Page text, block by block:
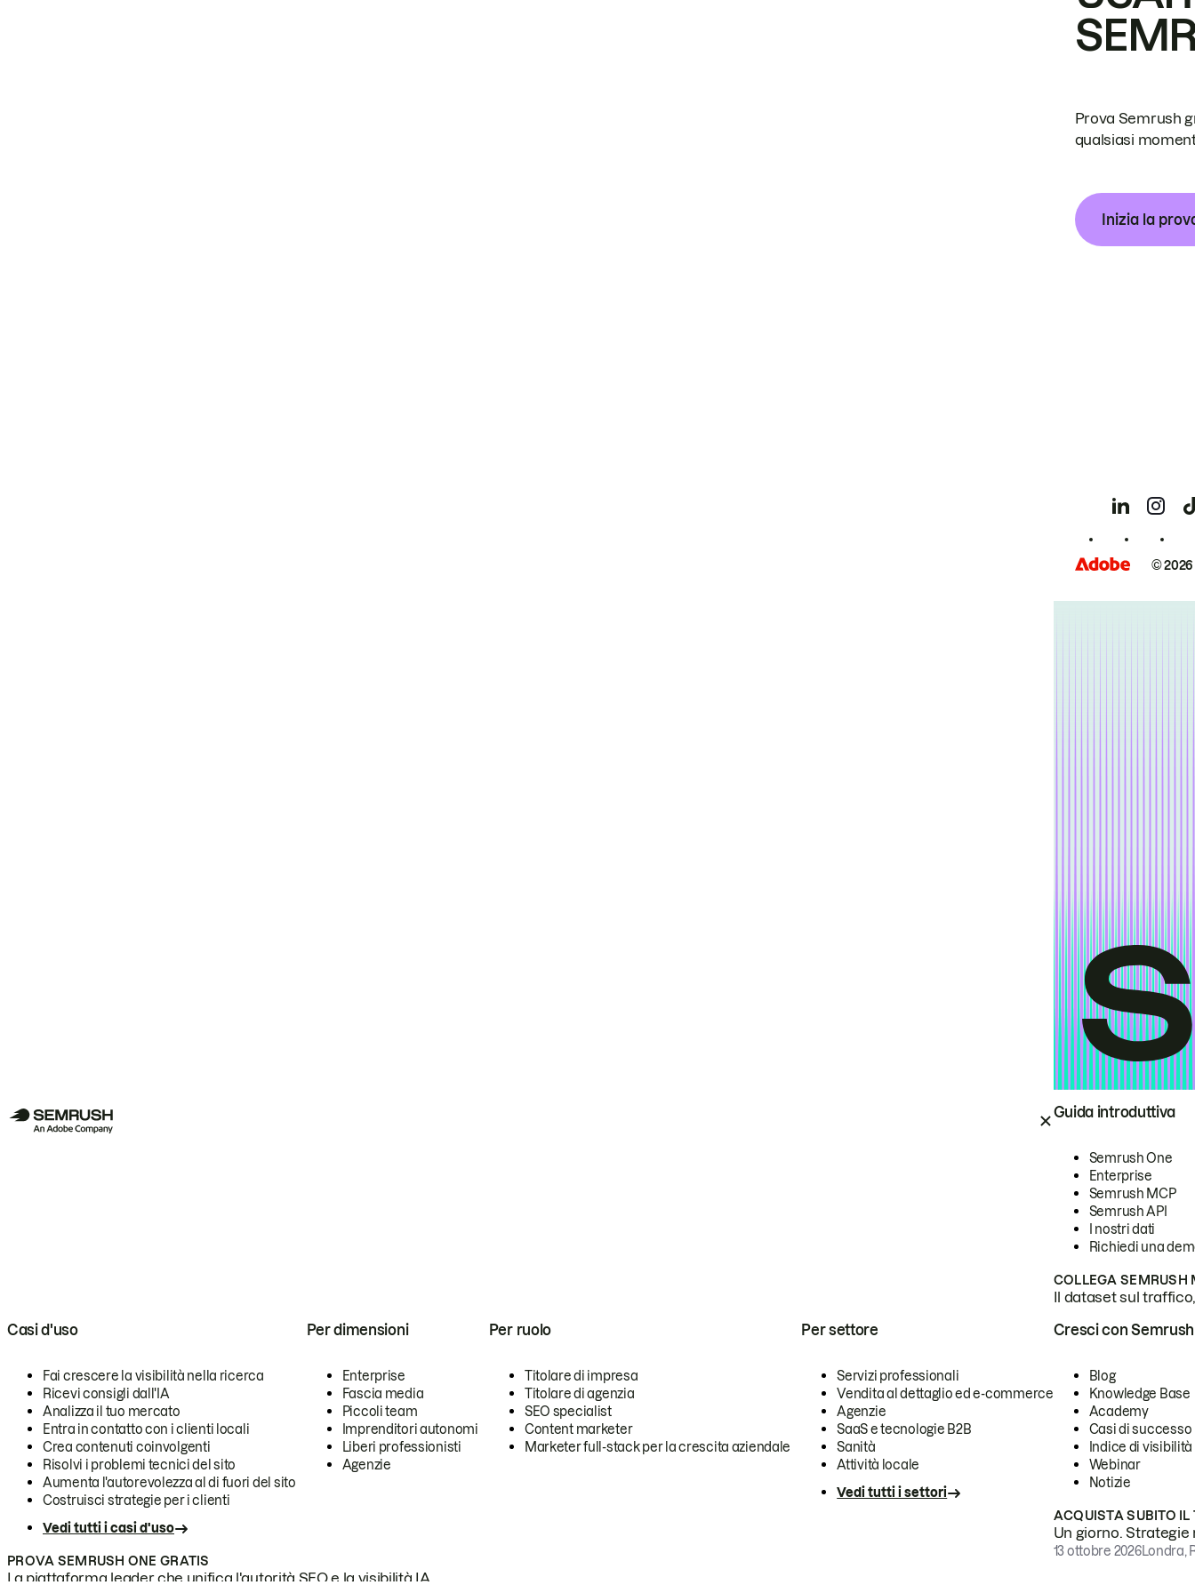
Guida introduttiva
Semrush One
Enterprise
Semrush MCP
Semrush API
I nostri dati
Richiedi una
COLLEGA SEMRUSH
Il dataset sul
Casi d'uso
Fai crescere la visibilità nella ricerca
Ricevi consigli dall'IA
Analizza il tuo mercato
Entra in contatto con i clienti locali
Crea contenuti coinvolgenti
Risolvi i problemi tecnici del sito
Aumenta l'autorevolezza al di fuori del sito
Costruisci strategie per i clienti
Vedi tutti i casi d'uso
Per dimensioni
Enterprise
Fascia media
Piccoli team
Imprenditori autonomi
Liberi professionisti
Agenzie
Per ruolo
Titolare di impresa
Titolare di agenzia
SEO specialist
Content marketer
Marketer full-stack per la crescita aziendale
Per settore
Servizi professionali
Vendita al dettaglio ed e-commerce
Agenzie
SaaS e tecnologie B2B
Sanità
Attività locale
Vedi tutti i settori
PROVA SEMRUSH ONE GRATIS
La piattaforma leader che unifica l'autorità SEO e la visibilità IA.
Cresci con Semrush
Blog
Knowledge Base
Academy
Casi di successo
Indice di visibilità
Webinar
Notizie
ACQUISTA SUBITO IL
Un giorno.
13 ottobre 2026Londra,
Prova Semrush
qualsiasi
Inizia la
©